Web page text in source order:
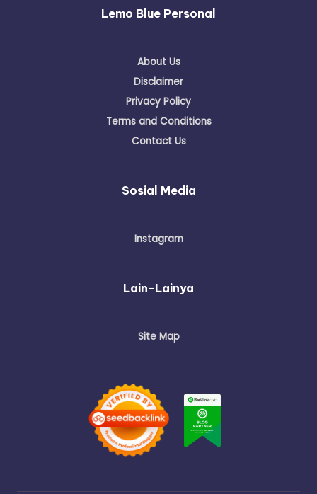
Lemo Blue Personal
About Us
Disclaimer
Privacy Policy
Terms and Conditions
Contact Us
Sosial Media
Instagram
Lain-Lainya
Site Map